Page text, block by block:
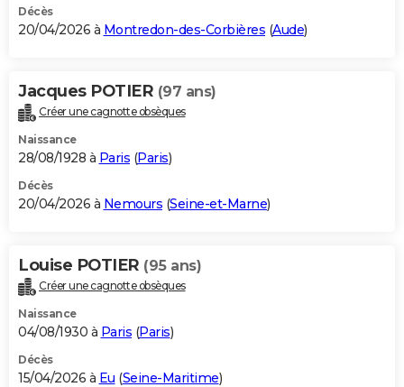
Décès
20/04/2026 à Montredon-des-Corbières (Aude)
Jacques POTIER (97 ans)
Créer une cagnotte obsèques
Naissance
28/08/1928 à Paris (Paris)
Décès
20/04/2026 à Nemours (Seine-et-Marne)
Louise POTIER (95 ans)
Créer une cagnotte obsèques
Naissance
04/08/1930 à Paris (Paris)
Décès
15/04/2026 à Eu (Seine-Maritime)